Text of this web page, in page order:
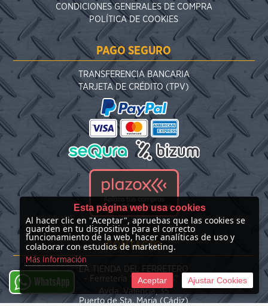
CONDICIONES GENERALES DE COMPRA
POLÍTICA DE COOKIES
PAGO SEGURO
TRANSFERENCIA BANCARIA
TARJETA DE CRÉDITO (TPV)
CONTACTO
LA TIENDA DEL FERRETERO
- Ferretería "Las Nieves" -
Avda. Valencia, 35
Puerto de Sta. María (Cádiz)
WhatsApp
Esta página web usa cookies
Al hacer clic en "Aceptar", apruebas que las cookies se
guarden en tu dispositivo para el correcto
funcionamiento de la web, hacer analíticas de uso y
colaborar con estudios de marketing.
Más Información
Aceptar Ajustar Cookies